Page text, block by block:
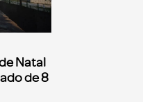
Natal
de 8